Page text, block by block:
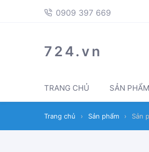
Skip
Skip
669
0909 397 669
724.vn
TRANG CHỦ SẢN PHẨM
Trang chủ › Sản phẩm › Sản